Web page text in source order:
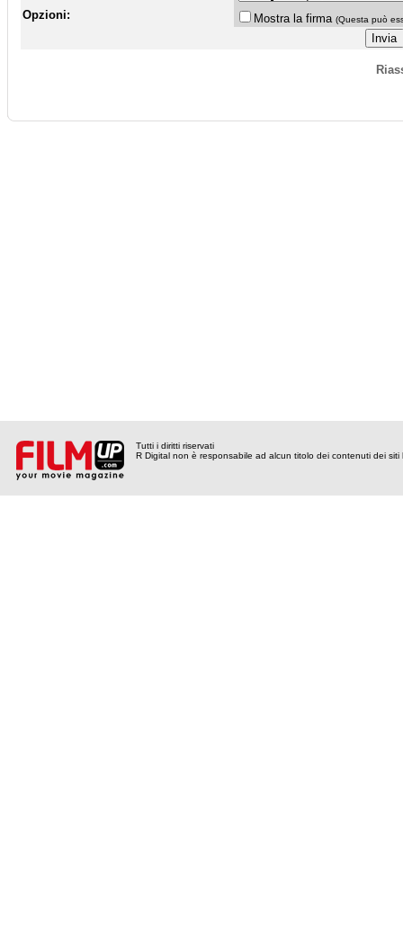
Opzioni: Mostra la firma (Questa può
Tutti i diritti riservati
R Digital non è responsabile ad alcun titolo dei contenuti dei siti